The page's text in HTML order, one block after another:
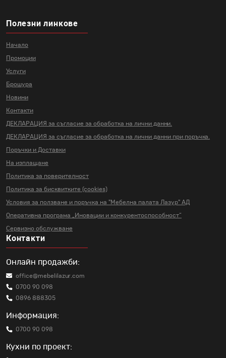
Полезни линкове
Начало
Промоции
Услуги
Брошура
Новини
Контакти
ДЕКЛАРАЦИЯ за съгласие за обработка на лични данни.
ДЕКЛАРАЦИЯ за съгласие за обработка на лични данни при поръчка.
Поръчки и Доставки
На изплащане
Политика за поверителност
Политика за бисквитките (cookies)
Условия за ползване и поръчка на "Мебелна палата Лазур" АД
Оперативна програма „Иновации и конкурентоспособност“
Сервизно обслужване
Контакти
Онлайн продажби:
office@mebelilazur.com
0700 90 098
0896 888305
Информация:
0700 90 098
Кухни по проект: